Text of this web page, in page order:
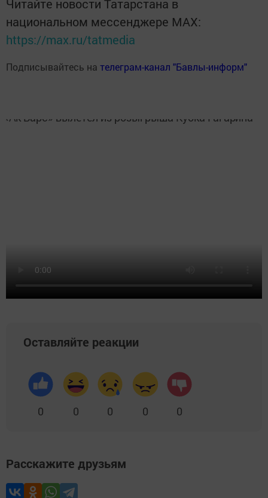
Читайте новости Татарстана в
национальном мессенджере MАХ:
https://max.ru/tatmedia
Подписывайтесь на телеграм-канал "Бавлы-информ"
Оставляйте реакции
0 0 0 0 0
Расскажите друзьям